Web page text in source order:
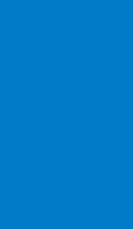
behalve natuurlijk
door, maar kan